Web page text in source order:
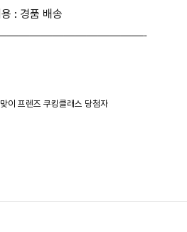
: 경품 배송
이 프렌즈 쿠킹클래스 당첨자